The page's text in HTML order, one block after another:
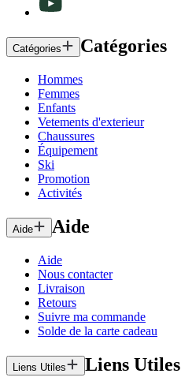
Catégories Catégories
Hommes
Femmes
Enfants
Vetements d'exterieur
Chaussures
Équipement
Ski
Promotion
Activités
Aide Aide
Aide
Nous contacter
Livraison
Retours
Suivre ma commande
Solde de la carte cadeau
Liens Utiles Liens Utiles